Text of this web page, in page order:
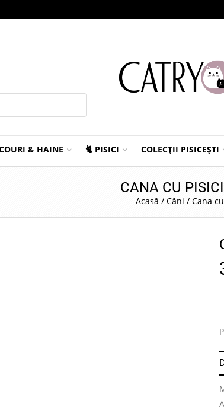
& HAINE 🐈 PISICI COLECȚII PISICEȘTI
CANA CU
Acasă / Căni / Cana